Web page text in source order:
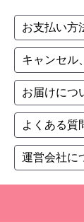
なにかも
工事後は
てて引き
保障期間
いるがメ
明があっ
むとなっ
お支払い方
キャンセル
お届けにつ
よくある質
運営会社に